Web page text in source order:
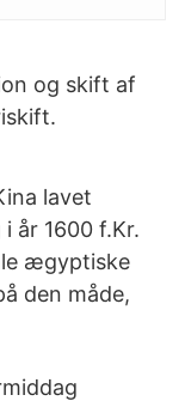
og skift af
lavet
år 1600 f.Kr.
ægyptiske
den måde,